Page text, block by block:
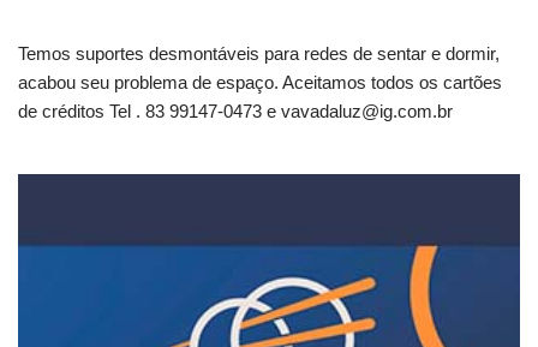
Temos suportes desmontáveis para redes de sentar e dormir,
acabou seu problema de espaço. Aceitamos todos os cartões
de créditos Tel . 83 99147-0473 e vavadaluz@ig.com.br